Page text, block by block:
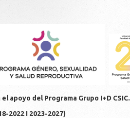
el apoyo del Programa Grupo I+D CSIC.
2022 I 2023-2027)